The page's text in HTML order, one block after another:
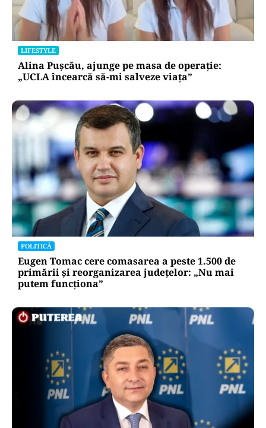
LIFESTYLE
Alina Pușcău, ajunge pe masa de operație:
„UCLA încearcă să-mi salveze viața”
POLITICĂ
Eugen Tomac cere comasarea a peste 1.500 de
primării și reorganizarea județelor: „Nu mai
putem funcționa”